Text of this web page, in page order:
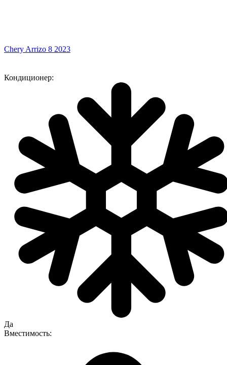
Chery Arrizo 8 2023
Кондиционер:
Да
Вместимость: